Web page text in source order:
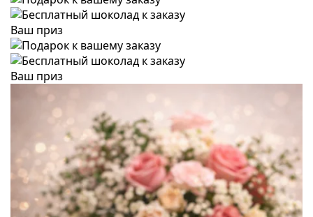
Ваш приз
Ваш приз